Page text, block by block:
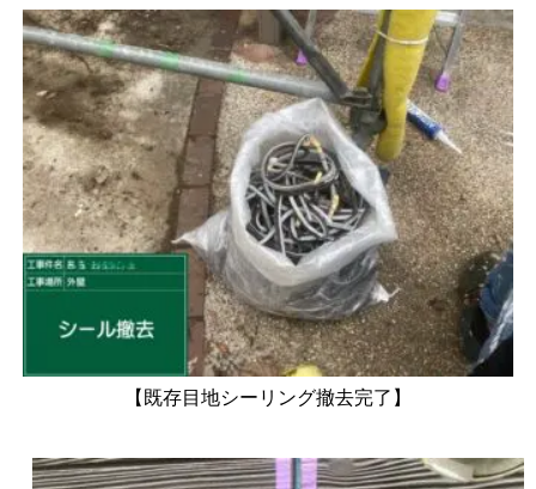
【既存目地シーリング撤去完了】